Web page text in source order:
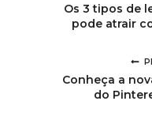
Os 3 tipos de
pode atrair
Conheça a
do